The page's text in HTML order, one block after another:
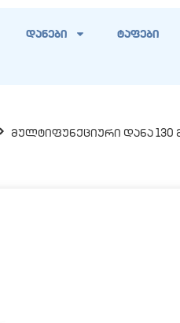
დანები ტაფები
ᲛᲣᲚᲢᲘᲤᲣᲜᲥᲪᲘᲣᲠᲘ ᲓᲐᲜᲐ 130